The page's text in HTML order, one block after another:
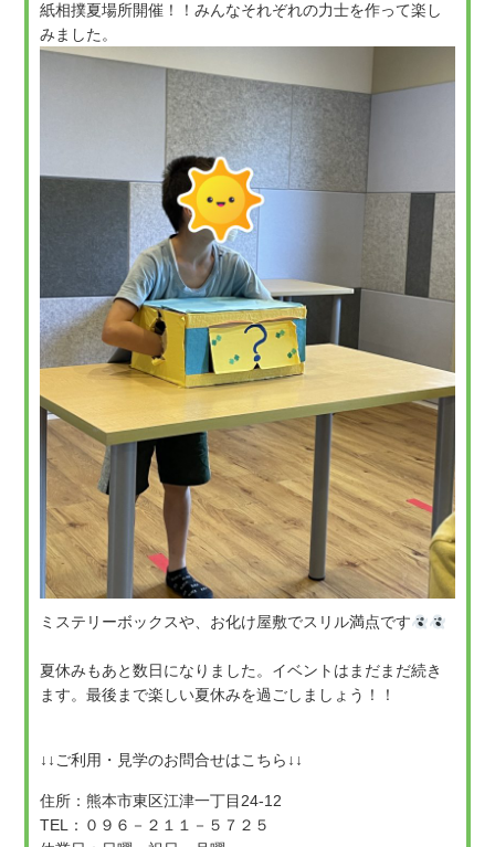
紙相撲夏場所開催！！みんなそれぞれの力士を作って楽し
みました。
ミステリーボックスや、お化け屋敷でスリル満点です
夏休みもあと数日になりました。イベントはまだまだ続き
ます。最後まで楽しい夏休みを過ごしましょう！！
↓↓ご利用・見学のお問合せはこちら↓↓
住所：熊本市東区江津一丁目24-12
TEL：０９６－２１１－５７２５